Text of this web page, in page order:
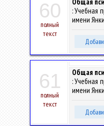
60
полный
текст
: Учебная
имени
61
полный
текст
Общая
: Учебная
имени